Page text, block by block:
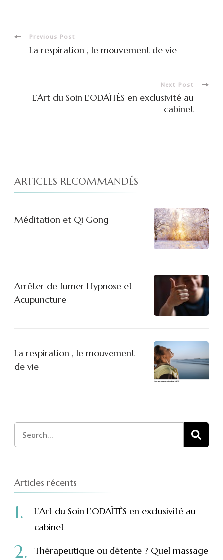
Post
Previous Post
La respiration , le mouvement de vie
Next Post
L’Art du Soin L’ODAÏTÈS en exclusivité au
cabinet
ARTICLES RECOMMANDÉS
Méditation et Qi Gong
Arrêter de fumer Hypnose et
Acupuncture
La respiration , le mouvement
de vie
Search
for:
Articles récents
L’Art du Soin L’ODAÏTÈS en exclusivité au
cabinet
Thérapeutique ou détente ? Quel massage